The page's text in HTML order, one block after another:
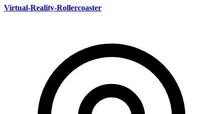
Virtual-Reality-Rollercoaster